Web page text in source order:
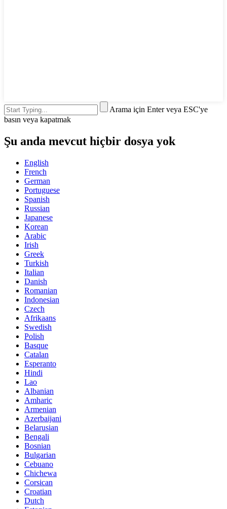
Arama için Enter veya ESC'ye
basın veya kapatmak
Şu anda mevcut hiçbir dosya yok
English
French
German
Portuguese
Spanish
Russian
Japanese
Korean
Arabic
Irish
Greek
Turkish
Italian
Danish
Romanian
Indonesian
Czech
Afrikaans
Swedish
Polish
Basque
Catalan
Esperanto
Hindi
Lao
Albanian
Amharic
Armenian
Azerbaijani
Belarusian
Bengali
Bosnian
Bulgarian
Cebuano
Chichewa
Corsican
Croatian
Dutch